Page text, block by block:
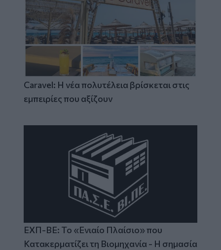
Caravel: Η νέα πολυτέλεια βρίσκεται στις
εμπειρίες που αξίζουν
ΕΧΠ-ΒΕ: Το «Ενιαίο Πλαίσιο» που
Κατακερματίζει τη Βιομηχανία - Η σημασία